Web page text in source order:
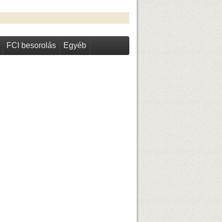
FCI besorolás Egyéb